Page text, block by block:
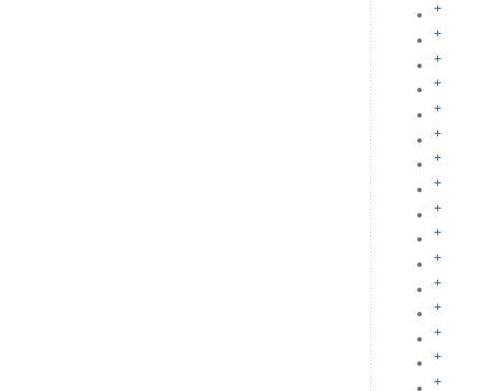
+
+
+
+
+
+
+
+
+
+
+
+
+
+
+
+